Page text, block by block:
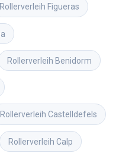
Rollerverleih Figueras
Rollerverleih Benidorm
Rollerverleih Castelldefels
Rollerverleih Calp